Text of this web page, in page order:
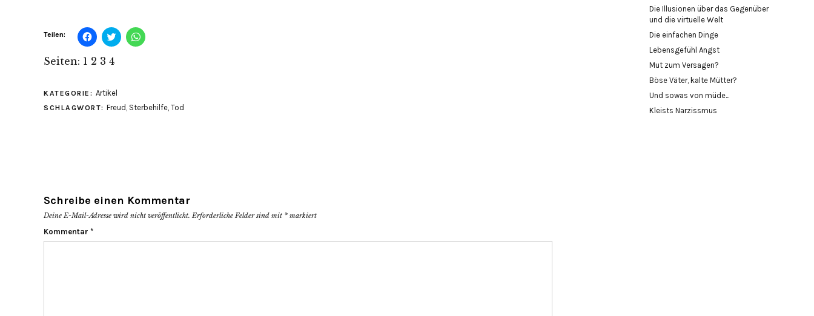
Teilen: Klick,
um
Facebook
zu
in
neuem
Fenster
geöffnet)
Klick,
um
Fenster
geöffnet)
Klicken,
um
Fenster
geöffnet)
Seiten: 1 2 3 4
KATEGORIE: Artikel
SCHLAGWORT: Freud , Sterbehilfe, Tod
Schreibe einen Kommentar
Deine E-Mail-Adresse wird nicht veröffentlicht. Erforderliche Felder sind mit * markiert
Kommentar *
Die Illusionen über das Gegenüber
und die virtuelle Welt
Die einfachen Dinge
Lebensgefühl Angst
Mut zum Versagen?
Böse Väter, kalte Mütter?
Und sowas von müde...
Kleists Narzissmus